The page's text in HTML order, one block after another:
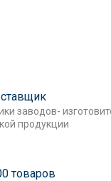
заводов-
продукции
товаров